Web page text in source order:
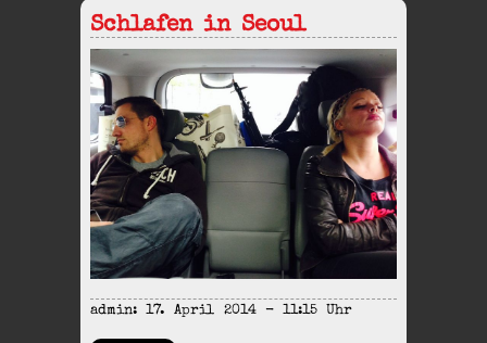
Schlafen in Seoul
admin: 17. April 2014 - 11:15 Uhr